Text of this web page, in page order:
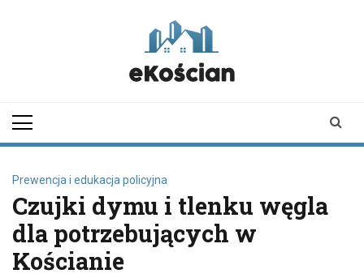
Prewencja i edukacja policyjna
Czujki dymu i tlenku węgla
dla potrzebujących w
Kościanie